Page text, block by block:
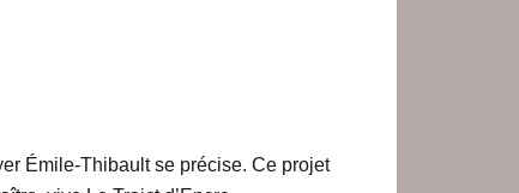
Émile-Thibault se précise. Ce projet